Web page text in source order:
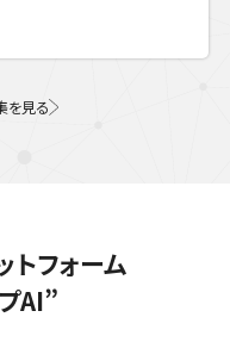
を見る
トフォーム
AI”